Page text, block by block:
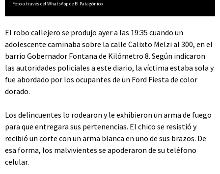
Foto a través del WhatsApp de El Patagónico
El robo callejero se produjo ayer a las 19:35 cuando un
adolescente caminaba sobre la calle Calixto Melzi al 300, en el
barrio Gobernador Fontana de Kilómetro 8. Según indicaron
las autoridades policiales a este diario, la víctima estaba sola y
fue abordado por los ocupantes de un Ford Fiesta de color
dorado.
Los delincuentes lo rodearon y le exhibieron un arma de fuego
para que entregara sus pertenencias. El chico se resistió y
recibió un corte con un arma blanca en uno de sus brazos. De
esa forma, los malvivientes se apoderaron de su teléfono
celular.